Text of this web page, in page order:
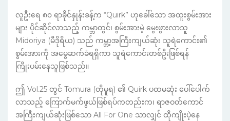
လူဦးရေ ၈၀ ရာခိုင်နှုန်းခန့်က “Quirk” ဟုခေါ်သော အထူးစွမ်းအား
များ ပိုင်ဆိုင်လာသည့် ကမ္ဘာတွင်၊ စွမ်းအားမဲ့ မွေးဖွားလာသူ
Midoriya (မီဒိုရိယ) သည် ကမ္ဘာ့အကြီးကျယ်ဆုံး သူရဲကောင်း၏
စွမ်းအားကို အမွေဆက်ခံရရှိကာ သူရဲကောင်းတစ်ဦးဖြစ်ရန်
ကြိုးပမ်းနေသူဖြစ်သည်။
ဤ Vol.25 တွင် Tomura (တိုမူရ) ၏ Quirk ပထမဆုံး ပေါ်ပေါက်
လာသည့် ကြောက်မက်ဖွယ်ဖြစ်ရပ်ကတည်းက၊ ရာဇဝတ်ကောင်
အကြီးကျယ်ဆုံးဖြစ်သော All For One သာလျှင် ထိုကျိုးပဲ့နေ